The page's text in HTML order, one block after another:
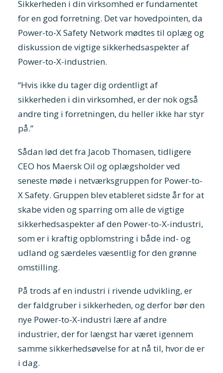
Sikkerheden i din virksomhed er fundamentet
for en god forretning. Det var hovedpointen, da
Power-to-X Safety Network mødtes til oplæg og
diskussion de vigtige sikkerhedsaspekter af
Power-to-X-industrien.
“Hvis ikke du tager dig ordentligt af
sikkerheden i din virksomhed, er der nok også
andre ting i forretningen, du heller ikke har styr
på.”
Sådan lød det fra Jacob Thomasen, tidligere
CEO hos Maersk Oil og oplægsholder ved
seneste møde i netværksgruppen for Power-to-
X Safety. Gruppen blev etableret sidste år for at
skabe viden og sparring om alle de vigtige
sikkerhedsaspekter af den Power-to-X-industri,
som er i kraftig opblomstring i både ind- og
udland og særdeles væsentlig for den grønne
omstilling.
På trods af en industri i rivende udvikling, er
der faldgruber i sikkerheden, og derfor bør den
nye Power-to-X-industri lære af andre
industrier, der for længst har været igennem
samme sikkerhedsøvelse for at nå til, hvor de er
i dag.